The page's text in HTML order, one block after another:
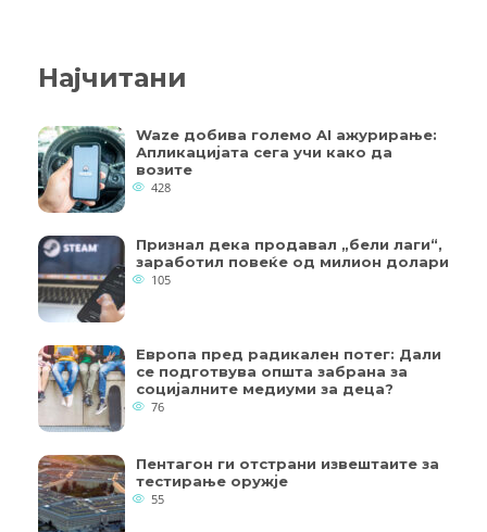
Најчитани
Waze добива големо AI ажурирање:
Апликацијата сега учи како да
возите
428
Признал дека продавал „бели лаги“,
заработил повеќе од милион долари
105
Европа пред радикален потег: Дали
се подготвува општа забрана за
социјалните медиуми за деца?
76
Пентагон ги отстрани извештаите за
тестирање оружје
55